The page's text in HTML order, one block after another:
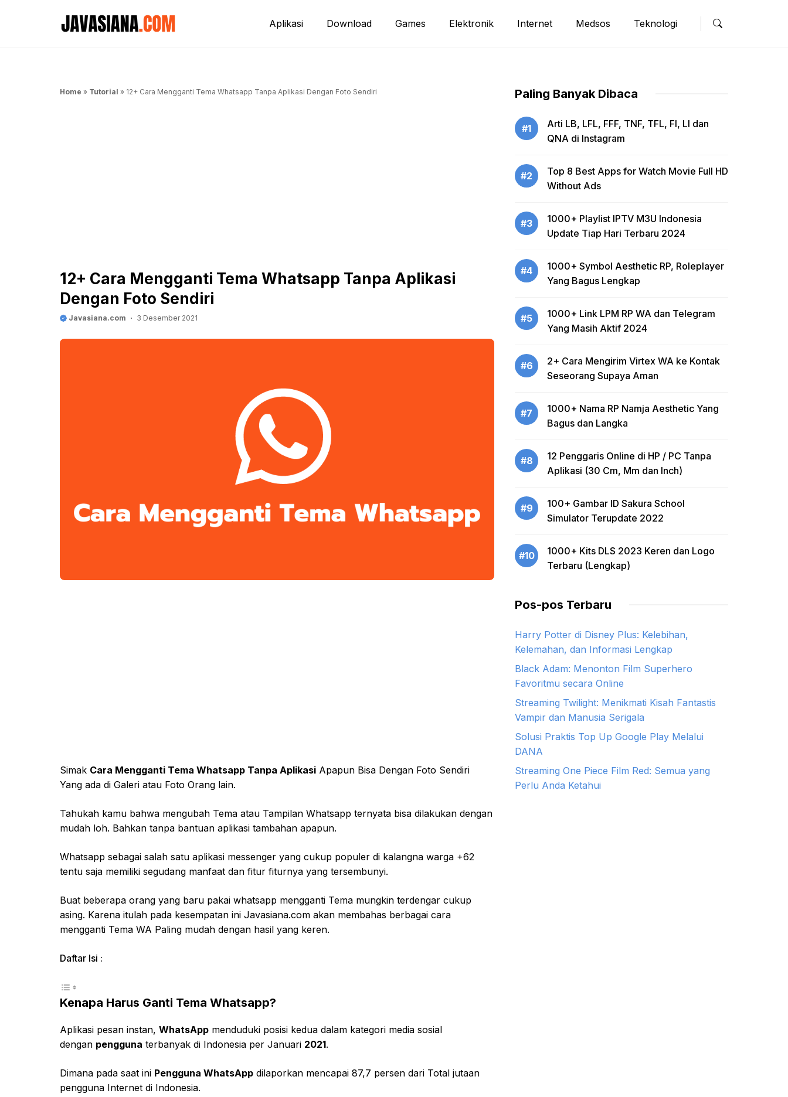
Aplikasi Download Games Elektronik Internet Medsos Teknologi
Home » Tutorial » 12+ Cara Mengganti Tema Whatsapp Tanpa Aplikasi Dengan Foto Sendiri
12+ Cara Mengganti Tema Whatsapp Tanpa Aplikasi
Dengan Foto Sendiri
Javasiana.com 3 Desember 2021
Simak Cara Mengganti Tema Whatsapp Tanpa Aplikasi Apapun Bisa Dengan Foto Sendiri
Yang ada di Galeri atau Foto Orang lain.
Tahukah kamu bahwa mengubah Tema atau Tampilan Whatsapp ternyata bisa dilakukan dengan
mudah loh. Bahkan tanpa bantuan aplikasi tambahan apapun.
Whatsapp sebagai salah satu aplikasi messenger yang cukup populer di kalangna warga +62
tentu saja memiliki segudang manfaat dan fitur fiturnya yang tersembunyi.
Buat beberapa orang yang baru pakai whatsapp mengganti Tema mungkin terdengar cukup
asing. Karena itulah pada kesempatan ini Javasiana.com akan membahas berbagai cara
mengganti Tema WA Paling mudah dengan hasil yang keren.
Daftar Isi :
Kenapa Harus Ganti Tema Whatsapp?
Aplikasi pesan instan, WhatsApp menduduki posisi kedua dalam kategori media sosial
dengan pengguna terbanyak di Indonesia per Januari 2021.
Dimana pada saat ini Pengguna WhatsApp dilaporkan mencapai 87,7 persen dari Total jutaan
pengguna Internet di Indonesia.
Paling Banyak Dibaca
#1
Arti LB, LFL, FFF, TNF, TFL, FI, LI dan
QNA di Instagram
#2
Top 8 Best Apps for Watch Movie Full HD
Without Ads
#3
1000+ Playlist IPTV M3U Indonesia
Update Tiap Hari Terbaru 2024
#4
1000+ Symbol Aesthetic RP, Roleplayer
Yang Bagus Lengkap
#5
1000+ Link LPM RP WA dan Telegram
Yang Masih Aktif 2024
#6
2+ Cara Mengirim Virtex WA ke Kontak
Seseorang Supaya Aman
#7
1000+ Nama RP Namja Aesthetic Yang
Bagus dan Langka
#8
12 Penggaris Online di HP / PC Tanpa
Aplikasi (30 Cm, Mm dan Inch)
#9
100+ Gambar ID Sakura School
Simulator Terupdate 2022
#10
1000+ Kits DLS 2023 Keren dan Logo
Terbaru (Lengkap)
Pos-pos Terbaru
Harry Potter di Disney Plus: Kelebihan,
Kelemahan, dan Informasi Lengkap
Black Adam: Menonton Film Superhero
Favoritmu secara Online
Streaming Twilight: Menikmati Kisah Fantastis
Vampir dan Manusia Serigala
Solusi Praktis Top Up Google Play Melalui
DANA
Streaming One Piece Film Red: Semua yang
Perlu Anda Ketahui